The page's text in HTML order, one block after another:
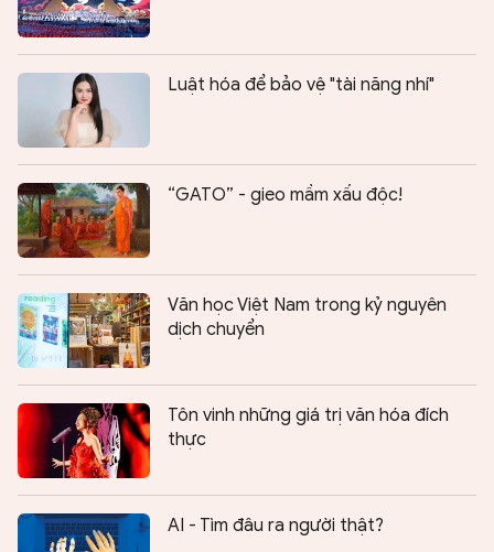
Luật hóa để bảo vệ "tài năng nhí"
“GATO” - gieo mầm xấu độc!
Văn học Việt Nam trong kỷ nguyên
dịch chuyển
Tôn vinh những giá trị văn hóa đích
thực
AI - Tìm đâu ra người thật?